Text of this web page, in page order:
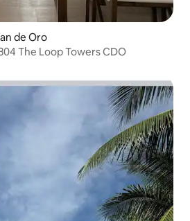
de Oro
The Loop Towers CDO